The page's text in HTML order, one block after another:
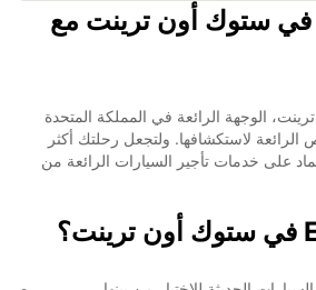
في ستوك أون ترينت مع
الوجهة الرائعة في المملكة المتحدة
الرائعة لاستكشافها. ولتجعل رحلتك أكثر
على خدمات تأجير السيارات الرائعة من